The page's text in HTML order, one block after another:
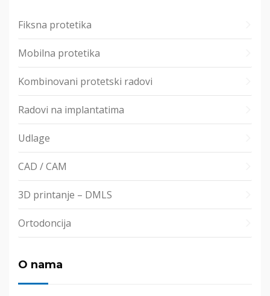
Fiksna protetika
Mobilna protetika
Kombinovani protetski radovi
Radovi na implantatima
Udlage
CAD / CAM
3D printanje – DMLS
Ortodoncija
O nama